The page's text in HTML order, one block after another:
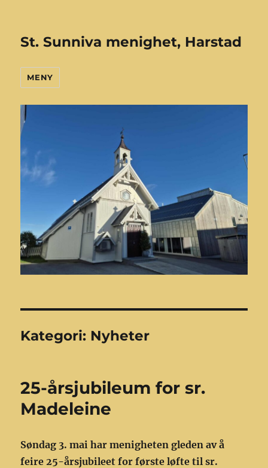
St. Sunniva menighet, Harstad
MENY
Kategori: Nyheter
25-årsjubileum for sr.
Madeleine
Søndag 3. mai har menigheten gleden av å
feire 25-årsjubileet for første løfte til sr.